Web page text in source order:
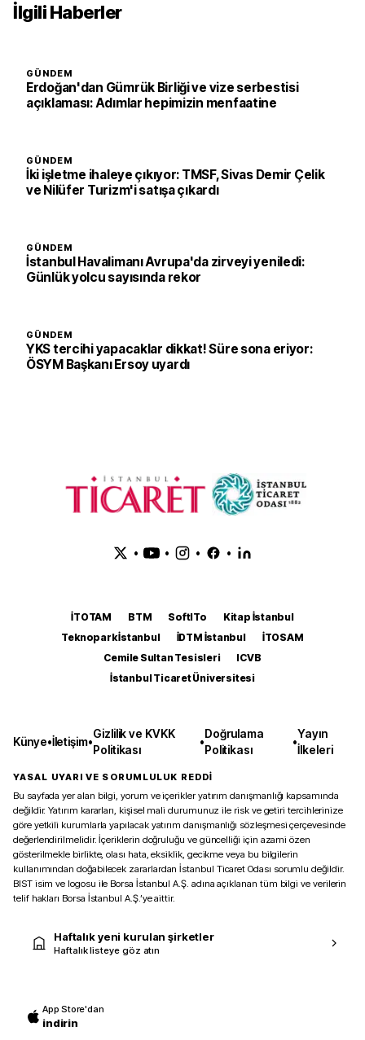
İlgili Haberler
GÜNDEM
Erdoğan'dan Gümrük Birliği ve vize serbestisi
açıklaması: Adımlar hepimizin menfaatine
GÜNDEM
İki işletme ihaleye çıkıyor: TMSF, Sivas Demir Çelik
ve Nilüfer Turizm'i satışa çıkardı
GÜNDEM
İstanbul Havalimanı Avrupa'da zirveyi yeniledi:
Günlük yolcu sayısında rekor
GÜNDEM
YKS tercihi yapacaklar dikkat! Süre sona eriyor:
ÖSYM Başkanı Ersoy uyardı
• • • •
İTOTAM BTM SoftITo
Kitap İstanbul
Teknopark İstanbul
İDTM İstanbul
İTOSAM
Cemile Sultan Tesisleri
ICVB
İstanbul Ticaret Üniversitesi
Künye•İletişim•
Gizlilik ve KVKK
Politikası
•
Doğrulama
Politikası
•
Yayın
İlkeleri
YASAL UYARI VE SORUMLULUK REDDİ
Bu sayfada yer alan bilgi, yorum ve içerikler yatırım danışmanlığı kapsamında
değildir. Yatırım kararları, kişisel mali durumunuz ile risk ve getiri tercihlerinize
göre yetkili kurumlarla yapılacak yatırım danışmanlığı sözleşmesi çerçevesinde
değerlendirilmelidir. İçeriklerin doğruluğu ve güncelliği için azami özen
gösterilmekle birlikte, olası hata, eksiklik, gecikme veya bu bilgilerin
kullanımından doğabilecek zararlardan İstanbul Ticaret Odası sorumlu değildir.
BIST isim ve logosu ile Borsa İstanbul A.Ş. adına açıklanan tüm bilgi ve verilerin
telif hakları Borsa İstanbul A.Ş.’ye aittir.
Haftalık yeni kurulan şirketler
Haftalık listeye göz atın
App Store'dan
indirin